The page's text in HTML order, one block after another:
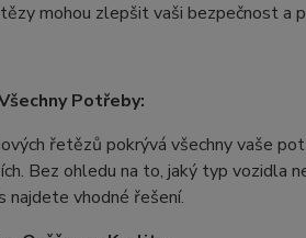
mohou zlepšit vaši bezpečnost a
Potřeby:
řetězů pokrývá všechny vaše
Bez ohledu na to, jaký typ
najdete vhodné řešení.